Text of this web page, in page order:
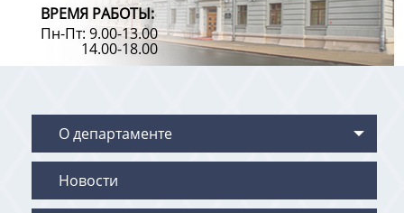
ВРЕМЯ РАБОТЫ:
Пн-Пт: 9.00-13.00
14.00-18.00
О департаменте
Новости